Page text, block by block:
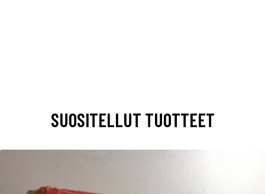
SUOSITELLUT TUOTTEET